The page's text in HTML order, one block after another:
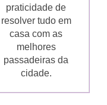
praticidade de
resolver tudo em
casa com as
melhores
passadeiras da
cidade.